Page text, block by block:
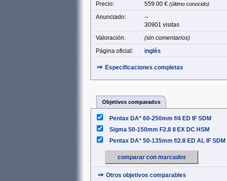
Precio:
559.00 € (último conocido)
Anunciado:
--
30901 visitas
Valoración:
(sin comentarios)
Página oficial:
inglés
⇒ Especificaciones completas
Objetivos comparados
Pentax DA* 60-250mm f/4 ED IF SDM
Sigma 50-150mm F2.8 II EX DC HSM
Pentax DA* 50-135mm f/2.8 ED AL IF SDM
comparar con marcados
⇒ Otros objetivos comparables